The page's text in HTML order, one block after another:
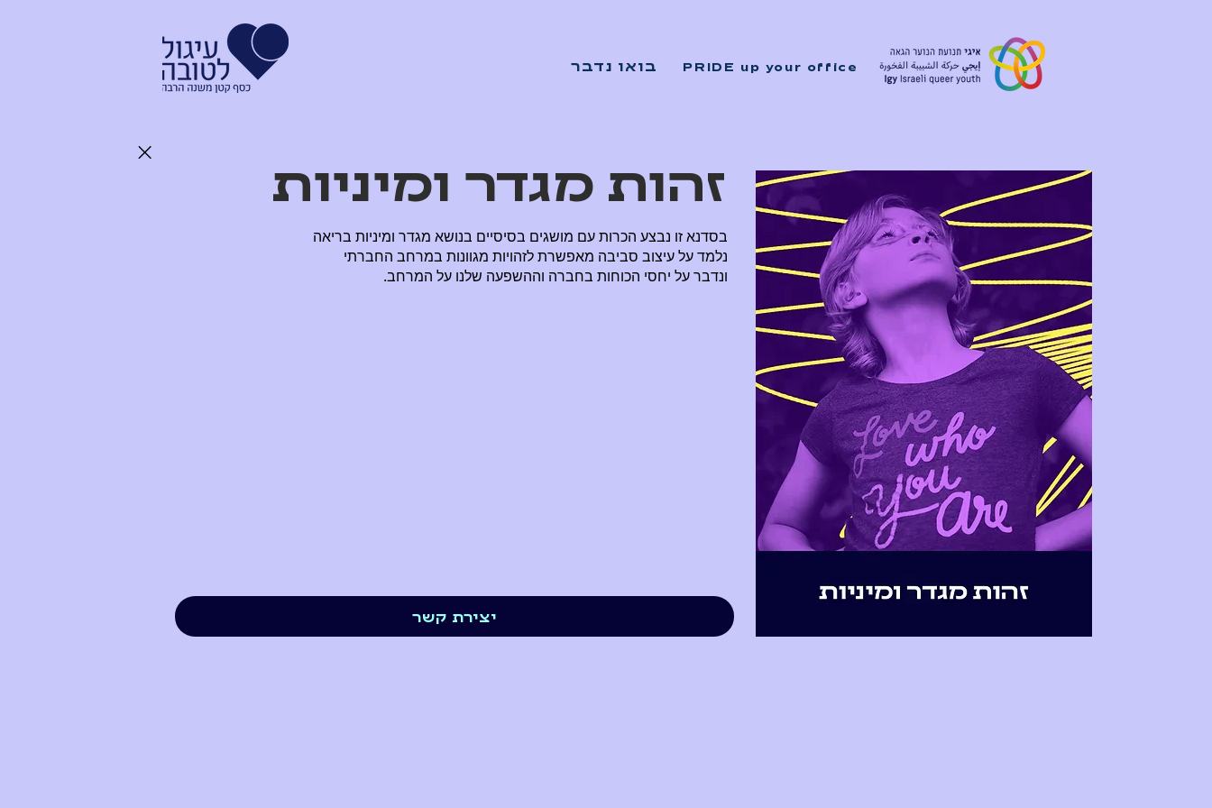
PRIDE up your office בואו נדבר
זהות מגדר ומיניות
בסדנא זו נבצע הכרות עם מושגים בסיסיים בנושא מגדר ומיניות בריאה
נלמד על עיצוב סביבה מאפשרת לזהויות מגוונות במרחב החברתי
ונדבר על יחסי הכוחות בחברה וההשפעה שלנו על המרחב.
יצירת קשר